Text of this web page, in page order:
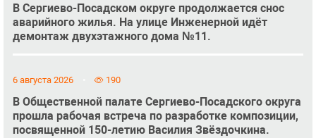
В Сергиево-Посадском округе продолжается снос
аварийного жилья. На улице Инженерной идёт
демонтаж двухэтажного дома №11.
6 августа 2026 190
В Общественной палате Сергиево-Посадского округа
прошла рабочая встреча по разработке композиции,
посвященной 150-летию Василия Звёздочкина.